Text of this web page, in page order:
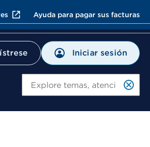
Ayuda para pagar sus facturas
Iniciar sesión